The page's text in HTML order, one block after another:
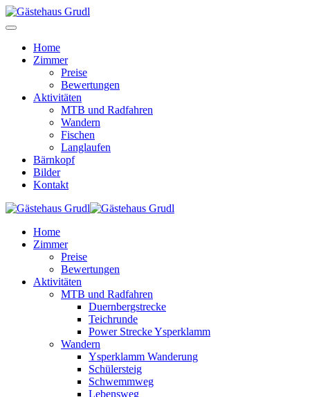
Home
Zimmer
Preise
Bewertungen
Aktivitäten
MTB und Radfahren
Wandern
Fischen
Langlaufen
Bärnkopf
Bilder
Kontakt
Home
Zimmer
Preise
Bewertungen
Aktivitäten
MTB und Radfahren
Duernbergstrecke
Teichrunde
Power Strecke Ysperklamm
Wandern
Ysperklamm Wanderung
Schülersteig
Schwemmweg
Lebensweg